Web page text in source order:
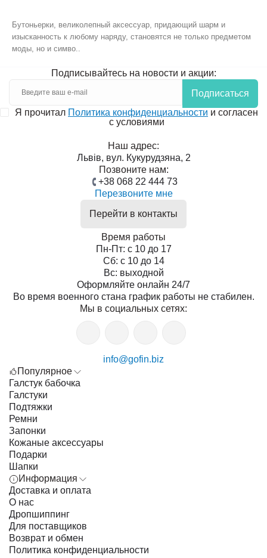
Бутоньерки, великолепный аксессуар, придающий шарм и
изысканность к любому наряду, становятся не только предметом
моды, но и симво..
Подписывайтесь на новости и акции:
Подписаться
Я прочитал Политика конфиденциальности и согласен
с условиями
Наш адрес:
Львів, вул. Кукурудзяна, 2
Позвоните нам:
+38 068 22 444 73
Перезвоните мне
Перейти в контакты
Время работы
Пн-Пт: с 10 до 17
Сб: с 10 до 14
Вс: выходной
Оформляйте онлайн 24/7
Во время военного стана график работы не стабилен.
Мы в социальных сетях:
info@gofin.biz
Популярное
Галстук бабочка
Галстуки
Подтяжки
Ремни
Запонки
Кожаные аксессуары
Подарки
Шапки
Информация
Доставка и оплата
О нас
Дропшиппинг
Для поставщиков
Возврат и обмен
Политика конфиденциальности